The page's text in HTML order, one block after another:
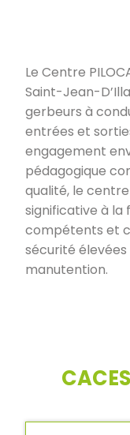
Le Centre
Saint-Jean-
gerbeurs à
entrées et
engagement
pédagogique
qualité, le
significative à la
compétents et
sécurité
manutention.